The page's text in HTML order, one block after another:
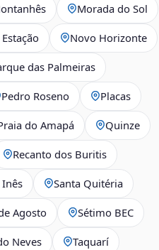
Morada do Sol
Novo Horizonte
das Palmeiras
Pedro Roseno Placas
do Amapá Quinze
Recanto dos Buritis
Inês Santa Quitéria
Agosto Sétimo BEC
Neves Taquarí